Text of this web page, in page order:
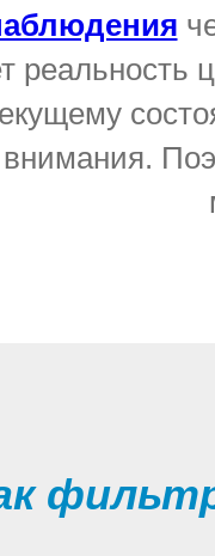
реальность